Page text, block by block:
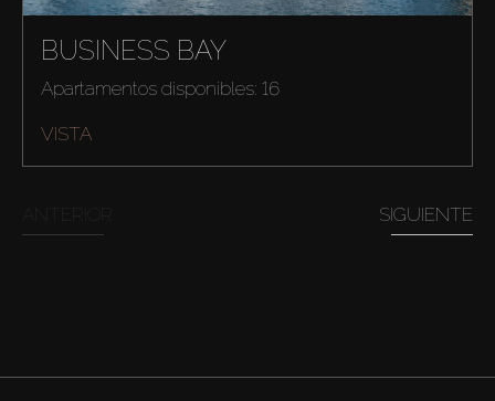
BUSINESS BAY
Apartamentos disponibles: 16
VISTA
SIGUIENTE